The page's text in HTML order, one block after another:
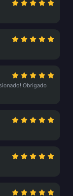
Obrigado